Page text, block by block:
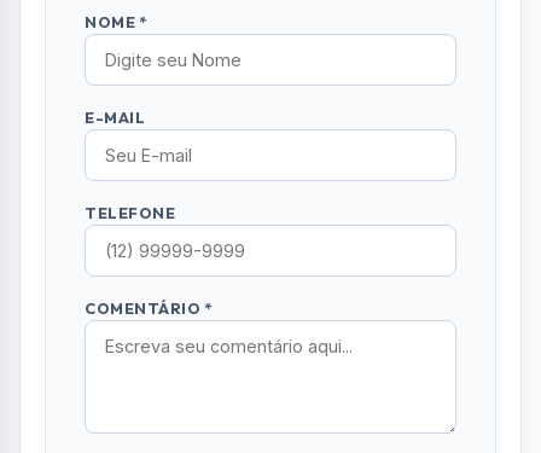
Comentários (0)
Nenhum comentário publicado ainda. Seja o
primeiro a comentar!
Deixe seu Comentário
Seu e-mail e telefone não serão exibidos
publicamente. Campos com * são obrigatórios.